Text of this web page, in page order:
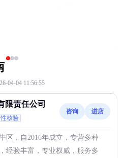
04-04 11:56:55
限责任公司
核验
咨询 进店
区，自2016年成立，专营多种
经验丰富，专业权威，服务多